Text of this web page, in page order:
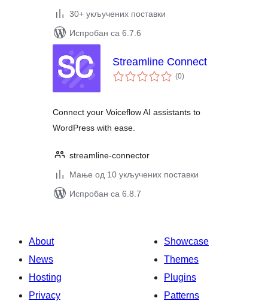
30+ укључених поставки
Испробан са 6.7.6
Streamline Connect
(0укупних
оцена
)
Connect your Voiceflow AI assistants to
WordPress with ease.
streamline-connector
Мање од 10 укључених поставки
Испробан са 6.8.7
About
News
Hosting
Privacy
Showcase
Themes
Plugins
Patterns